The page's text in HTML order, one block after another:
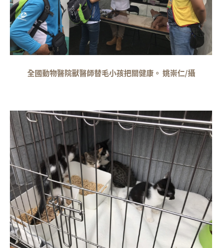
全國動物醫院獸醫師替毛小孩把關健康。 姚崇仁/攝